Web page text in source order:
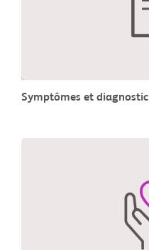
Symptômes et diagnostic